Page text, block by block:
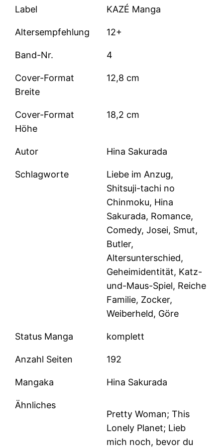
Label KAZÉ Manga
Altersempfehlung 12+
Band-Nr. 4
Cover-Format
Breite
12,8 cm
Cover-Format
Höhe
18,2 cm
Autor Hina Sakurada
Schlagworte
Liebe im Anzug,
Shitsuji-tachi no
Chinmoku, Hina
Sakurada, Romance,
Comedy, Josei, Smut,
Butler,
Altersunterschied,
Geheimidentität, Katz-
und-Maus-Spiel, Reiche
Familie, Zocker,
Weiberheld, Göre
Status Manga komplett
Anzahl Seiten 192
Mangaka Hina Sakurada
Ähnliches
Pretty Woman; This
Lonely Planet; Lieb
mich noch, bevor du